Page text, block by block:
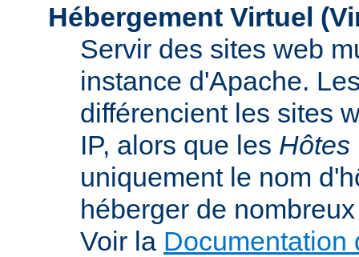
Hébergement Virtuel
Servir des sites web
instance d'Apache.
différencient les sites
IP, alors que les Hôtes
uniquement le nom
héberger de
Voir la Documentation